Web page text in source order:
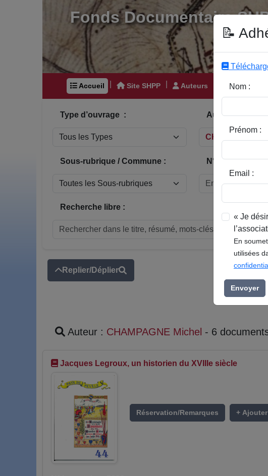
Fonds Documentaire
Accueil Site SHPP Auteurs Editeurs
Type d’ouvrage : Auteur :
Sous-rubrique / Commune : N° Indice /
Recherche libre :
Replier/Déplier
Auteur : CHAMPAGNE Michel - 6
Jacques Legroux, un historien du XVIIIe siècle
Réservation/Remarques +
📝
Nom :
Prénom :
Email :
« Je
En
utilisées
Envoyer